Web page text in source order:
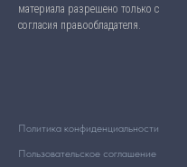
материала разрешено только с
согласия правообладателя.
Политика конфиденциальности
Пользовательское соглашение